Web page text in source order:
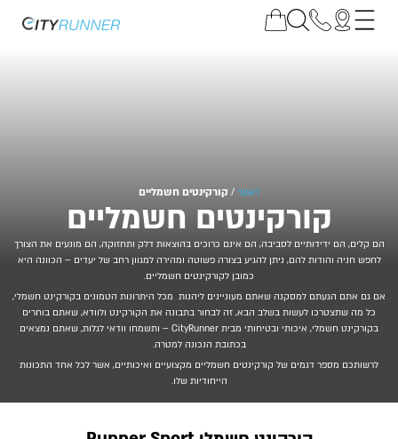
ראשי / קורקינטים חשמליים
קורקינטים חשמליים
הם קלים, הם ידידותיים לסביבה, הם אינם כרוכים בהוצאות דלק ותחזוקה, הם מונעים את הצורך
לחפש חניה והודות להם, ניתן להגיע בצורה פשוטה ומהירה למגוון רחב של יעדים – הכוונה היא
כמובן לקורקינטים חשמליים.
אם גם אתם הגעתם למסקנה שאתם מעוניינים ליהנות מכל היתרונות הטמונים בקורקינט חשמלי,
כל מה שתצטרכו לעשות בשלב הבא, זה לבחור בתבונה את הקורקינט ולוודא, שאתם בוחרים
בקורקינט חשמלי, איכותי ובטיחותי מבית CityRunner – ותשמחו וודאי לגלות, שאתם נמצאים
בכתובת הנכונה למטרה.
לרשותכם מספר דגמים של קורקינטים חשמליים מקצועיים ואיכותיים, אשר לכל אחד התכונות
הייחודיות שלו.